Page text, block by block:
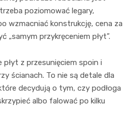
poziomować legary,
wzmacniać konstrukcję, cena za
„samym przykręceniem płyt”.
płyt z przesunięciem spoin i
ścianach. To nie są detale dla
decydują o tym, czy podłoga
albo falować po kilku